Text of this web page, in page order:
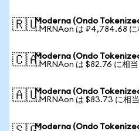
🇷🇺Moderna (Ondo
1 MRNAon は ₽4,784.68 に
🇨🇦Moderna (Ondo
1 MRNAon は $82.76 に相当
🇦🇺Moderna (Ondo
1 MRNAon は $83.73 に相当
Moderna (Ondo